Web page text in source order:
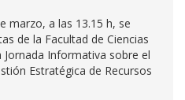
marzo, a las 13.15 h, se
de la Facultad de Ciencias
Informativa sobre el
Estratégica de Recursos